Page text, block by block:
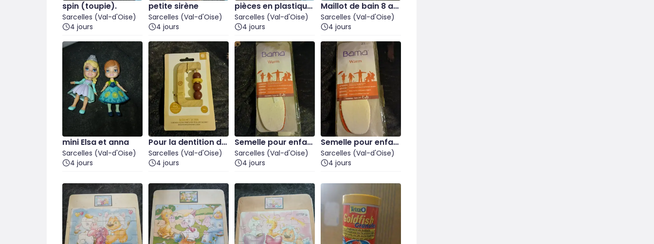
spin (toupie).
Sarcelles (Val-d'Oise)
4 jours
petite sirène
Sarcelles (Val-d'Oise)
4 jours
pièces en plastique
pour mosaïque
Sarcelles (Val-d'Oise)
4 jours
Maillot de bain 8 an
s
Sarcelles (Val-d'Oise)
4 jours
mini Elsa et anna
Sarcelles (Val-d'Oise)
4 jours
Pour la dentition de
s bébés
Sarcelles (Val-d'Oise)
4 jours
Semelle pour enfan
ts en 30
Sarcelles (Val-d'Oise)
4 jours
Semelle pour enfan
ts 27
Sarcelles (Val-d'Oise)
4 jours